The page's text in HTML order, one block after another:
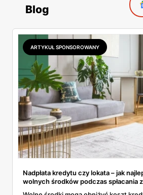
Blog
ARTYKUŁ SPONSOROWANY
Nadpłata kredytu czy lokata – jak
wolnych środków podczas spłacania